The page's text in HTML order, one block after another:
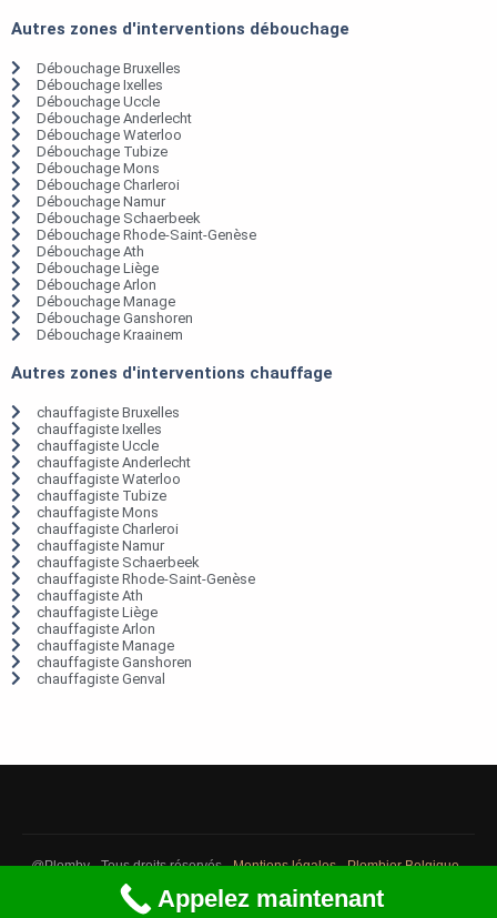
Autres zones d'interventions débouchage
Débouchage Bruxelles
Débouchage Ixelles
Débouchage Uccle
Débouchage Anderlecht
Débouchage Waterloo
Débouchage Tubize
Débouchage Mons
Débouchage Charleroi
Débouchage Namur
Débouchage Schaerbeek
Débouchage Rhode-Saint-Genèse
Débouchage Ath
Débouchage Liège
Débouchage Arlon
Débouchage Manage
Débouchage Ganshoren
Débouchage Kraainem
Autres zones d'interventions chauffage
chauffagiste Bruxelles
chauffagiste Ixelles
chauffagiste Uccle
chauffagiste Anderlecht
chauffagiste Waterloo
chauffagiste Tubize
chauffagiste Mons
chauffagiste Charleroi
chauffagiste Namur
chauffagiste Schaerbeek
chauffagiste Rhode-Saint-Genèse
chauffagiste Ath
chauffagiste Liège
chauffagiste Arlon
chauffagiste Manage
chauffagiste Ganshoren
chauffagiste Genval
@Plomby - Tous droits réservés -Mentions légales-Plombier Belgique-
Débouchage Belgique
Appelez maintenant